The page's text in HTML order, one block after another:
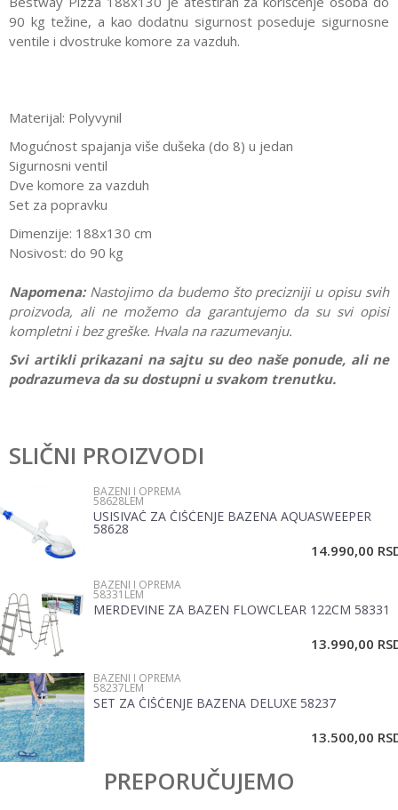
90 kg težine, a kao dodatnu sigurnost poseduje sigurnosne
ventile i dvostruke komore za vazduh.
Materijal: Polyvynil
Mogućnost spajanja više dušeka (do 8) u jedan
Sigurnosni ventil
Dve komore za vazduh
Set za popravku
Dimenzije: 188x130 cm
Nosivost: do 90 kg
Napomena: Nastojimo da budemo što precizniji u opisu svih
proizvoda, ali ne možemo da garantujemo da su svi opisi
kompletni i bez greške. Hvala na razumevanju.
Svi artikli prikazani na sajtu su deo naše ponude, ali ne
podrazumeva da su dostupni u svakom trenutku.
Ime/Nadimak
Email
SLIČNI PROIZVODI
BAZENI I OPREMA
58628LEM
USISIVAČ ZA ČIŠĆENJE BAZENA AQUASWEEPER
58628
14.990,00
BAZENI I OPREMA
58331LEM
MERDEVINE ZA BAZEN FLOWCLEAR 122CM 58331
13.990,00
BAZENI I OPREMA
58237LEM
SET ZA ČIŠĆENJE BAZENA DELUXE 58237
13.500,00
PREPORUČUJEMO